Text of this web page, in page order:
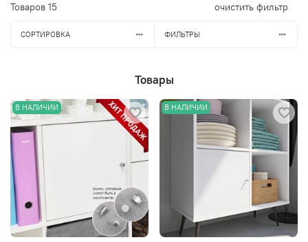
Товаров 15 очистить фильтр
СОРТИРОВКА ФИЛЬТРЫ
Товары
В НАЛИЧИИ В НАЛИЧИИ